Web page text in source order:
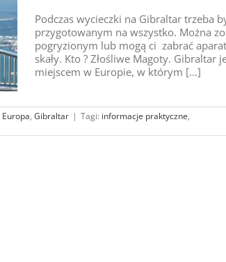
Podczas wycieczki na Gibraltar trzeba
przygotowanym na wszystko. Można
pogryzionym lub mogą ci zabrać
skały. Kto ? Złośliwe Magoty. Gibraltar
miejscem w Europie, w którym [...]
Europa, Gibraltar | Tagi: informacje praktyczne,